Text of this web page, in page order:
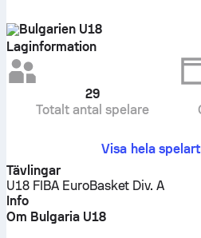
Bulgarien U18
Laginformation
29
Totalt antal spelare
Visa hela
Tävlingar
U18 FIBA EuroBasket Div. A
Info
Om Bulgaria U18